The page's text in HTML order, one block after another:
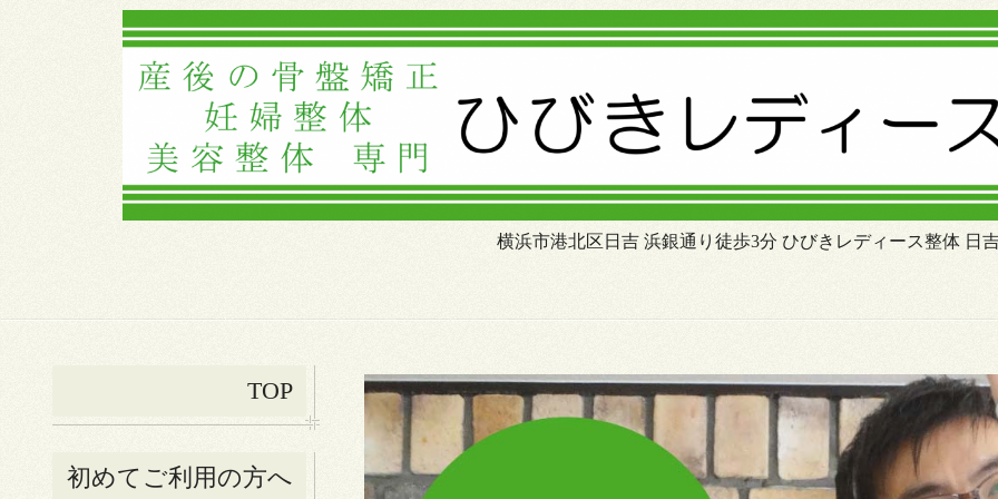
横浜市港北区日吉 浜銀通り徒歩3分 ひびきレディース整体 日
TOP
初めてご利用の方へ